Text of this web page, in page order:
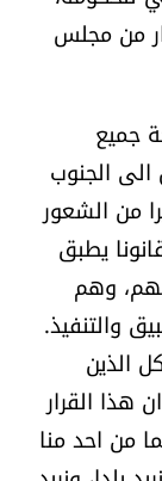
من مجلس
جميع
الى الجنوب
من الشعور
يطبق
وهم
والتنفيذ.
الذين
هذا القرار
من احد منا